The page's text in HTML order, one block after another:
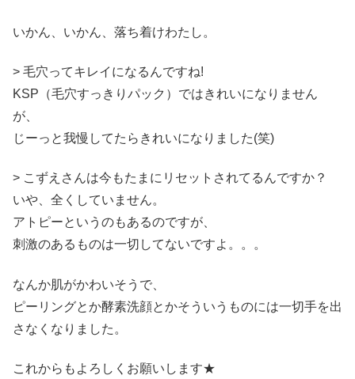
いかん、いかん、落ち着けわたし。
> 毛穴ってキレイになるんですね!
KSP（毛穴すっきりパック）ではきれいになりません
が、
じーっと我慢してたらきれいになりました(笑)
> こずえさんは今もたまにリセットされてるんですか？
いや、全くしていません。
アトピーというのもあるのですが、
刺激のあるものは一切してないですよ。。。
なんか肌がかわいそうで、
ピーリングとか酵素洗顔とかそういうものには一切手を出
さなくなりました。
これからもよろしくお願いします★